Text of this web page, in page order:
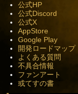
公式HP
公式Discord
公式X
AppStore
Google Play
開発ロードマップ
よくある質問
不具合情報
ファンアート
或てすの書